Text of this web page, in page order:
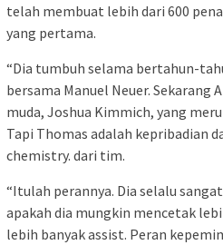
telah membuat lebih dari 600
yang pertama.
“Dia tumbuh selama bertahun-
bersama Manuel Neuer. Sekarang
muda, Joshua Kimmich, yang
Tapi Thomas adalah kepribadian
chemistry. dari tim.
“Itulah perannya. Dia selalu
apakah dia mungkin mencetak
lebih banyak assist. Peran